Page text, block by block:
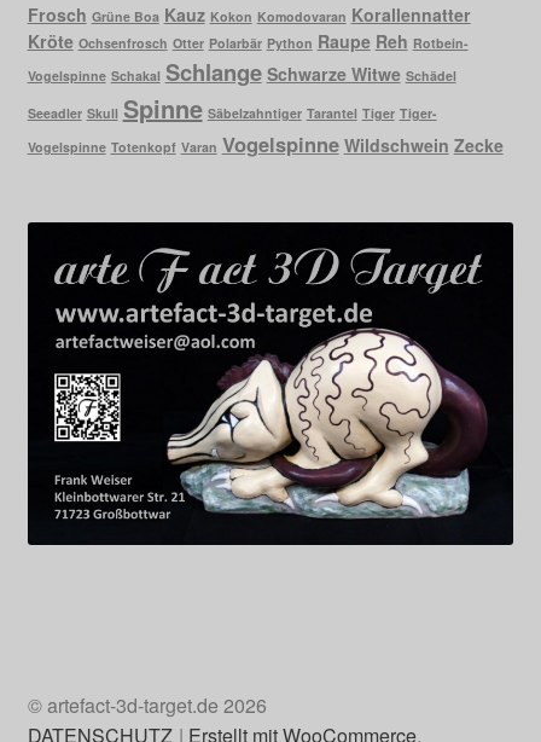
Frosch Grüne Boa Kauz Kokon Komodovaran Korallennatter
Kröte Ochsenfrosch Otter Polarbär Python Raupe Reh Rotbein-
Vogelspinne Schakal Schlange Schwarze Witwe Schädel
Seeadler Skull Spinne Säbelzahntiger Tarantel Tiger Tiger-
Vogelspinne Totenkopf Varan Vogelspinne Wildschwein Zecke
© artefact-3d-target.de 2026
DATENSCHUTZ
Erstellt mit WooCommerce.